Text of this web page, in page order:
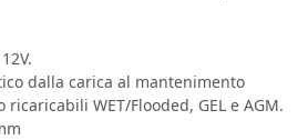
dalla carica al mantenimento
WET/Flooded, GEL e AGM.